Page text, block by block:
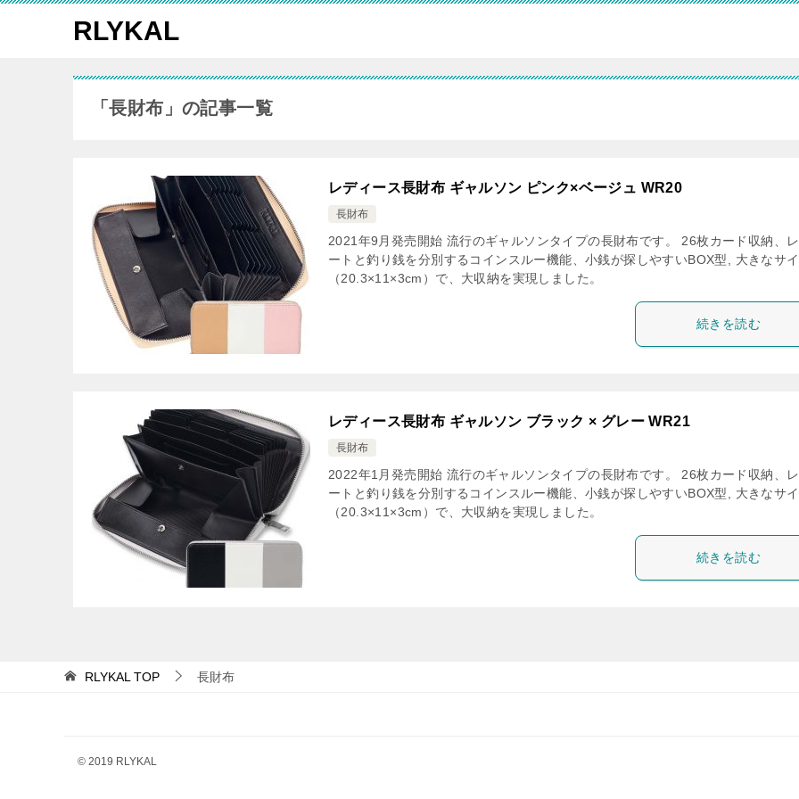
RLYKAL
「長財布」の記事一覧
レディース長財布 ギャルソン ピンク×ベージュ WR20
長財布
2021年9月発売開始 流行のギャルソンタイプの長財布です。 26枚カード収納、
ートと釣り銭を分別するコインスルー機能、小銭が探しやすいBOX型, 大きなサ
（20.3×11×3cm）で、大収納を実現しました。
続きを読む
レディース長財布 ギャルソン ブラック × グレー WR21
長財布
2022年1月発売開始 流行のギャルソンタイプの長財布です。 26枚カード収納、
ートと釣り銭を分別するコインスルー機能、小銭が探しやすいBOX型, 大きなサ
（20.3×11×3cm）で、大収納を実現しました。
続きを読む
RLYKAL TOP 長財布
© 2019 RLYKAL